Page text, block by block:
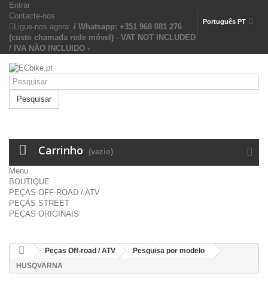
Entrar
Português PT
Contacte-nos
Ligue-nos agora: / Whatsapp: +351 968 081 276
(custo chamada rede móvel) - VAT NOT INCLUDED
/ IVA NÃO INCLUIDO -
Pesquisar
Carrinho (vazio)
Menu
BOUTIQUE
PEÇAS OFF-ROAD / ATV
PEÇAS STREET
PEÇAS ORIGINAIS
Peças Off-road / ATV
Pesquisa por modelo
HUSQVARNA